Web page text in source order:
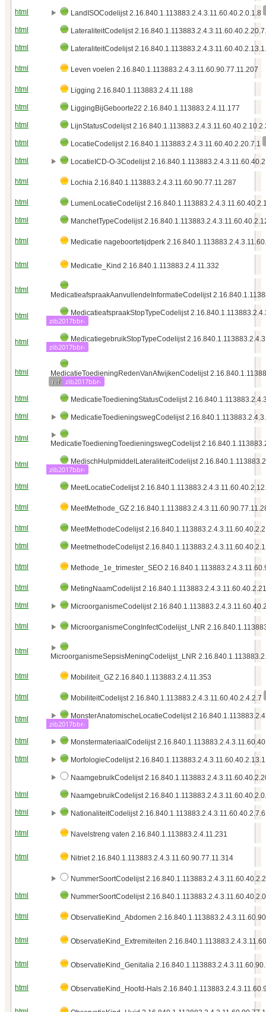
html
LandISOCodelijst 2.16.840.1.113883.2.4.3.11.60.40.2.0.1.8
html
LateraliteitCodelijst
html
LateraliteitCodelijst
html Leven voelen 2.16.840.1.113883.2.4.3.11.60.90.77.11.207
html
Ligging 2.16.840.1.113883.2.4.11.188
html
LiggingBijGeboorte22 2.16.840.1.113883.2.4.11.177
html
LijnStatusCodelijst
html
LocatieCodelijst 2.16.840.1.113883.2.4.3.11.60.40.2.20.7.1
html LocatieICD-O-3Codelijst
html Lochia 2.16.840.1.113883.2.4.3.11.60.90.77.11.287
html
LumenLocatieCodelijst
html
ManchetTypeCodelijst
html Medicatie nageboortetijdperk
html Medicatie_Kind 2.16.840.1.113883.2.4.11.332
html
MedicatieafspraakAanvullendeInformatieCodelijst
html MedicatieafspraakStopTypeCodelijst
zib2017bbr-
html MedicatiegebruikStopTypeCodelijst
zib2017bbr-
html MedicatieToedieningRedenVanAfwijkenCodelijst
ref zib2017bbr-
html
MedicatieToedieningStatusCodelijst
html
MedicatieToedieningswegCodelijst
html
MedicatieToedieningToedieningswegCodelijst
html MedischHulpmiddelLateraliteitCodelijst
zib2017bbr-
html MeetLocatieCodelijst
html MeetMethode_GZ
html
MeetMethodeCodelijst
html
MeetmethodeCodelijst
html Methode_1e_trimester_SEO
html
MetingNaamCodelijst
html
MicroorganismeCodelijst
html MicroorganismeCongInfectCodelijst_LNR
html
MicroorganismeSepsisMeningCodelijst_LNR
html Mobiliteit_GZ 2.16.840.1.113883.2.4.11.353
html MobiliteitCodelijst 2.16.840.1.113883.2.4.3.11.60.40.2.4.2.7
html MonsterAnatomischeLocatieCodelijst
zib2017bbr-
html
MonstermateriaalCodelijst
html
MorfologieCodelijst
NaamgebruikCodelijst
html
NaamgebruikCodelijst
html
NationaliteitCodelijst
html Navelstreng vaten 2.16.840.1.113883.2.4.11.231
html Nitriet 2.16.840.1.113883.2.4.3.11.60.90.77.11.314
NummerSoortCodelijst
html
NummerSoortCodelijst
html ObservatieKind_Abdomen
html ObservatieKind_Extremiteiten
html ObservatieKind_Genitalia
html ObservatieKind_Hoofd-Hals